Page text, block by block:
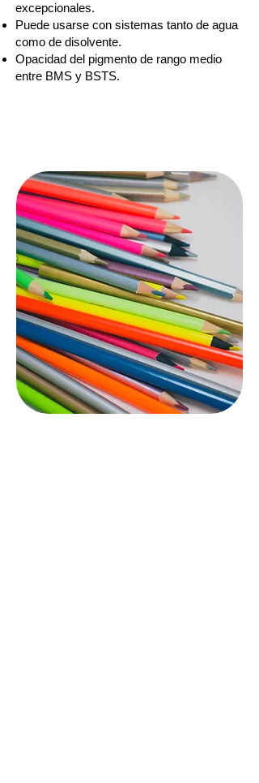
excepcionales.
Puede usarse con sistemas tanto de agua
como de disolvente.
Opacidad del pigmento de rango medio
entre BMS y BSTS.